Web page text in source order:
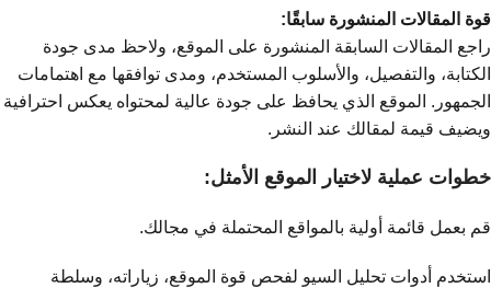
قوة المقالات المنشورة سابقًا:
راجع المقالات السابقة المنشورة على الموقع، ولاحظ مدى جودة
الكتابة، والتفصيل، والأسلوب المستخدم، ومدى توافقها مع اهتمامات
الجمهور. الموقع الذي يحافظ على جودة عالية لمحتواه يعكس احترافية
ويضيف قيمة لمقالك عند النشر.
خطوات عملية لاختيار الموقع الأمثل:
قم بعمل قائمة أولية بالمواقع المحتملة في مجالك.
استخدم أدوات تحليل السيو لفحص قوة الموقع، زياراته، وسلطة